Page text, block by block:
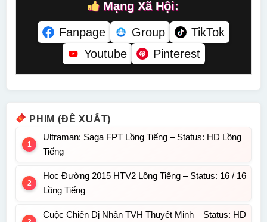
Mạng Xã Hội:
Fanpage
Group
TikTok
Youtube
Pinterest
PHIM (ĐỀ XUẤT)
Ultraman: Saga FPT Lồng Tiếng – Status: HD Lồng
Tiếng
Học Đường 2015 HTV2 Lồng Tiếng – Status: 16 / 16
Lồng Tiếng
Cuộc Chiến Dị Nhân TVH Thuyết Minh – Status: HD